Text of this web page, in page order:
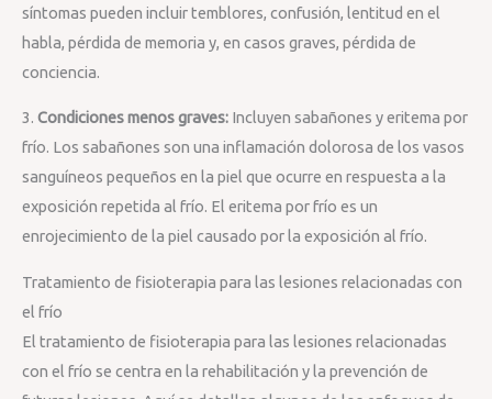
síntomas pueden incluir temblores, confusión, lentitud en el
habla, pérdida de memoria y, en casos graves, pérdida de
conciencia.
3. Condiciones menos graves: Incluyen sabañones y eritema por
frío. Los sabañones son una inflamación dolorosa de los vasos
sanguíneos pequeños en la piel que ocurre en respuesta a la
exposición repetida al frío. El eritema por frío es un
enrojecimiento de la piel causado por la exposición al frío.
Tratamiento de fisioterapia para las lesiones relacionadas con
el frío
El tratamiento de fisioterapia para las lesiones relacionadas
con el frío se centra en la rehabilitación y la prevención de